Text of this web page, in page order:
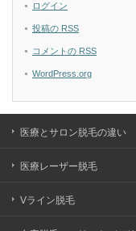
ログイン
投稿の RSS
コメントの RSS
WordPress.org
医療とサロン脱毛の違い
医療レーザー脱毛
Vライン脱毛